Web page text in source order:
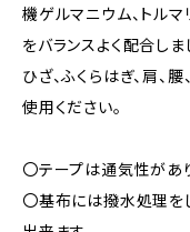
機ゲルマニウム、トルマ
をバランスよく配合しま
ひざ、ふくらはぎ、肩、
使用ください。
〇テープは通気性があ
〇基布には撥水処理を